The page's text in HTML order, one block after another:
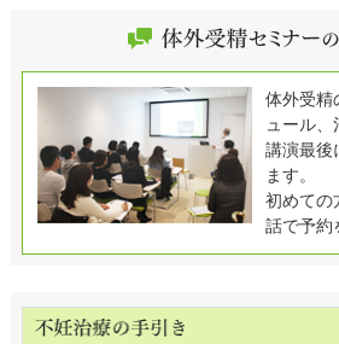
体外受精
ュール、
講演最後
ます。
初めての
話で予約